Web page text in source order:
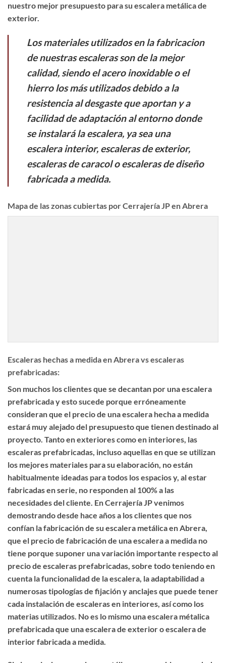
nuestro mejor presupuesto para su escalera metálica de
exterior.
Los materiales utilizados en la fabricacion
de nuestras escaleras son de la mejor
calidad, siendo el acero inoxidable o el
hierro los más utilizados debido a la
resistencia al desgaste que aportan y a
facilidad de adaptación al entorno donde
se instalará la escalera, ya sea una
escalera interior, escaleras de exterior,
escaleras de caracol o escaleras de diseño
fabricada a medida.
Mapa de las zonas cubiertas por Cerrajería JP en Abrera
Escaleras hechas a medida en Abrera vs escaleras
prefabricadas:
Son muchos los clientes que se decantan por una escalera
prefabricada y esto sucede porque erróneamente
consideran que el precio de una escalera hecha a medida
estará muy alejado del presupuesto que tienen destinado al
proyecto. Tanto en exteriores como en interiores, las
escaleras prefabricadas, incluso aquellas en que se utilizan
los mejores materiales para su elaboración, no están
habitualmente ideadas para todos los espacios y, al estar
fabricadas en serie, no responden al 100% a las
necesidades del cliente. En Cerrajería JP venimos
demostrando desde hace años a los clientes que nos
confían lafabricación de su escalera metálica en Abrera
que el precio de fabricación de una escalera a medida no
tiene porque suponer una variación importante respecto al
precio de escaleras prefabricadas, sobre todo teniendo en
cuenta la funcionalidad de la escalera, la adaptabilidad a
numerosas tipologías de fijación y anclajes que puede tener
cada instalación de escaleras en interiores, así como los
materias utilizados. No es lo mismo una escalera métalica
prefabricada que unaescalera de exterior o escalera de
interior fabricada a medida